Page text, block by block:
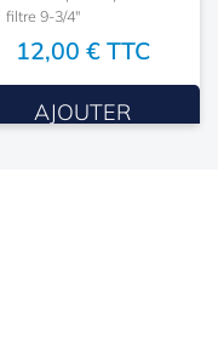
filtre 9-3/4"
12,00 € TTC
AJOUTER